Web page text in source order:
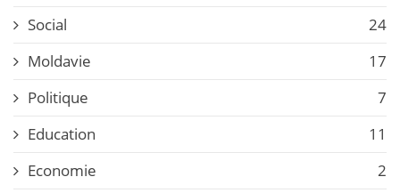
Social
24
Moldavie
17
Politique
7
Education
11
Economie
2